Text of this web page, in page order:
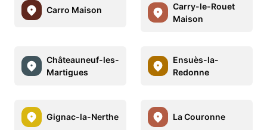
Carro Maison
Carry-le-Rouet
Maison
Châteauneuf-les-
Martigues
Ensuès-la-
Redonne
Gignac-la-Nerthe La Couronne